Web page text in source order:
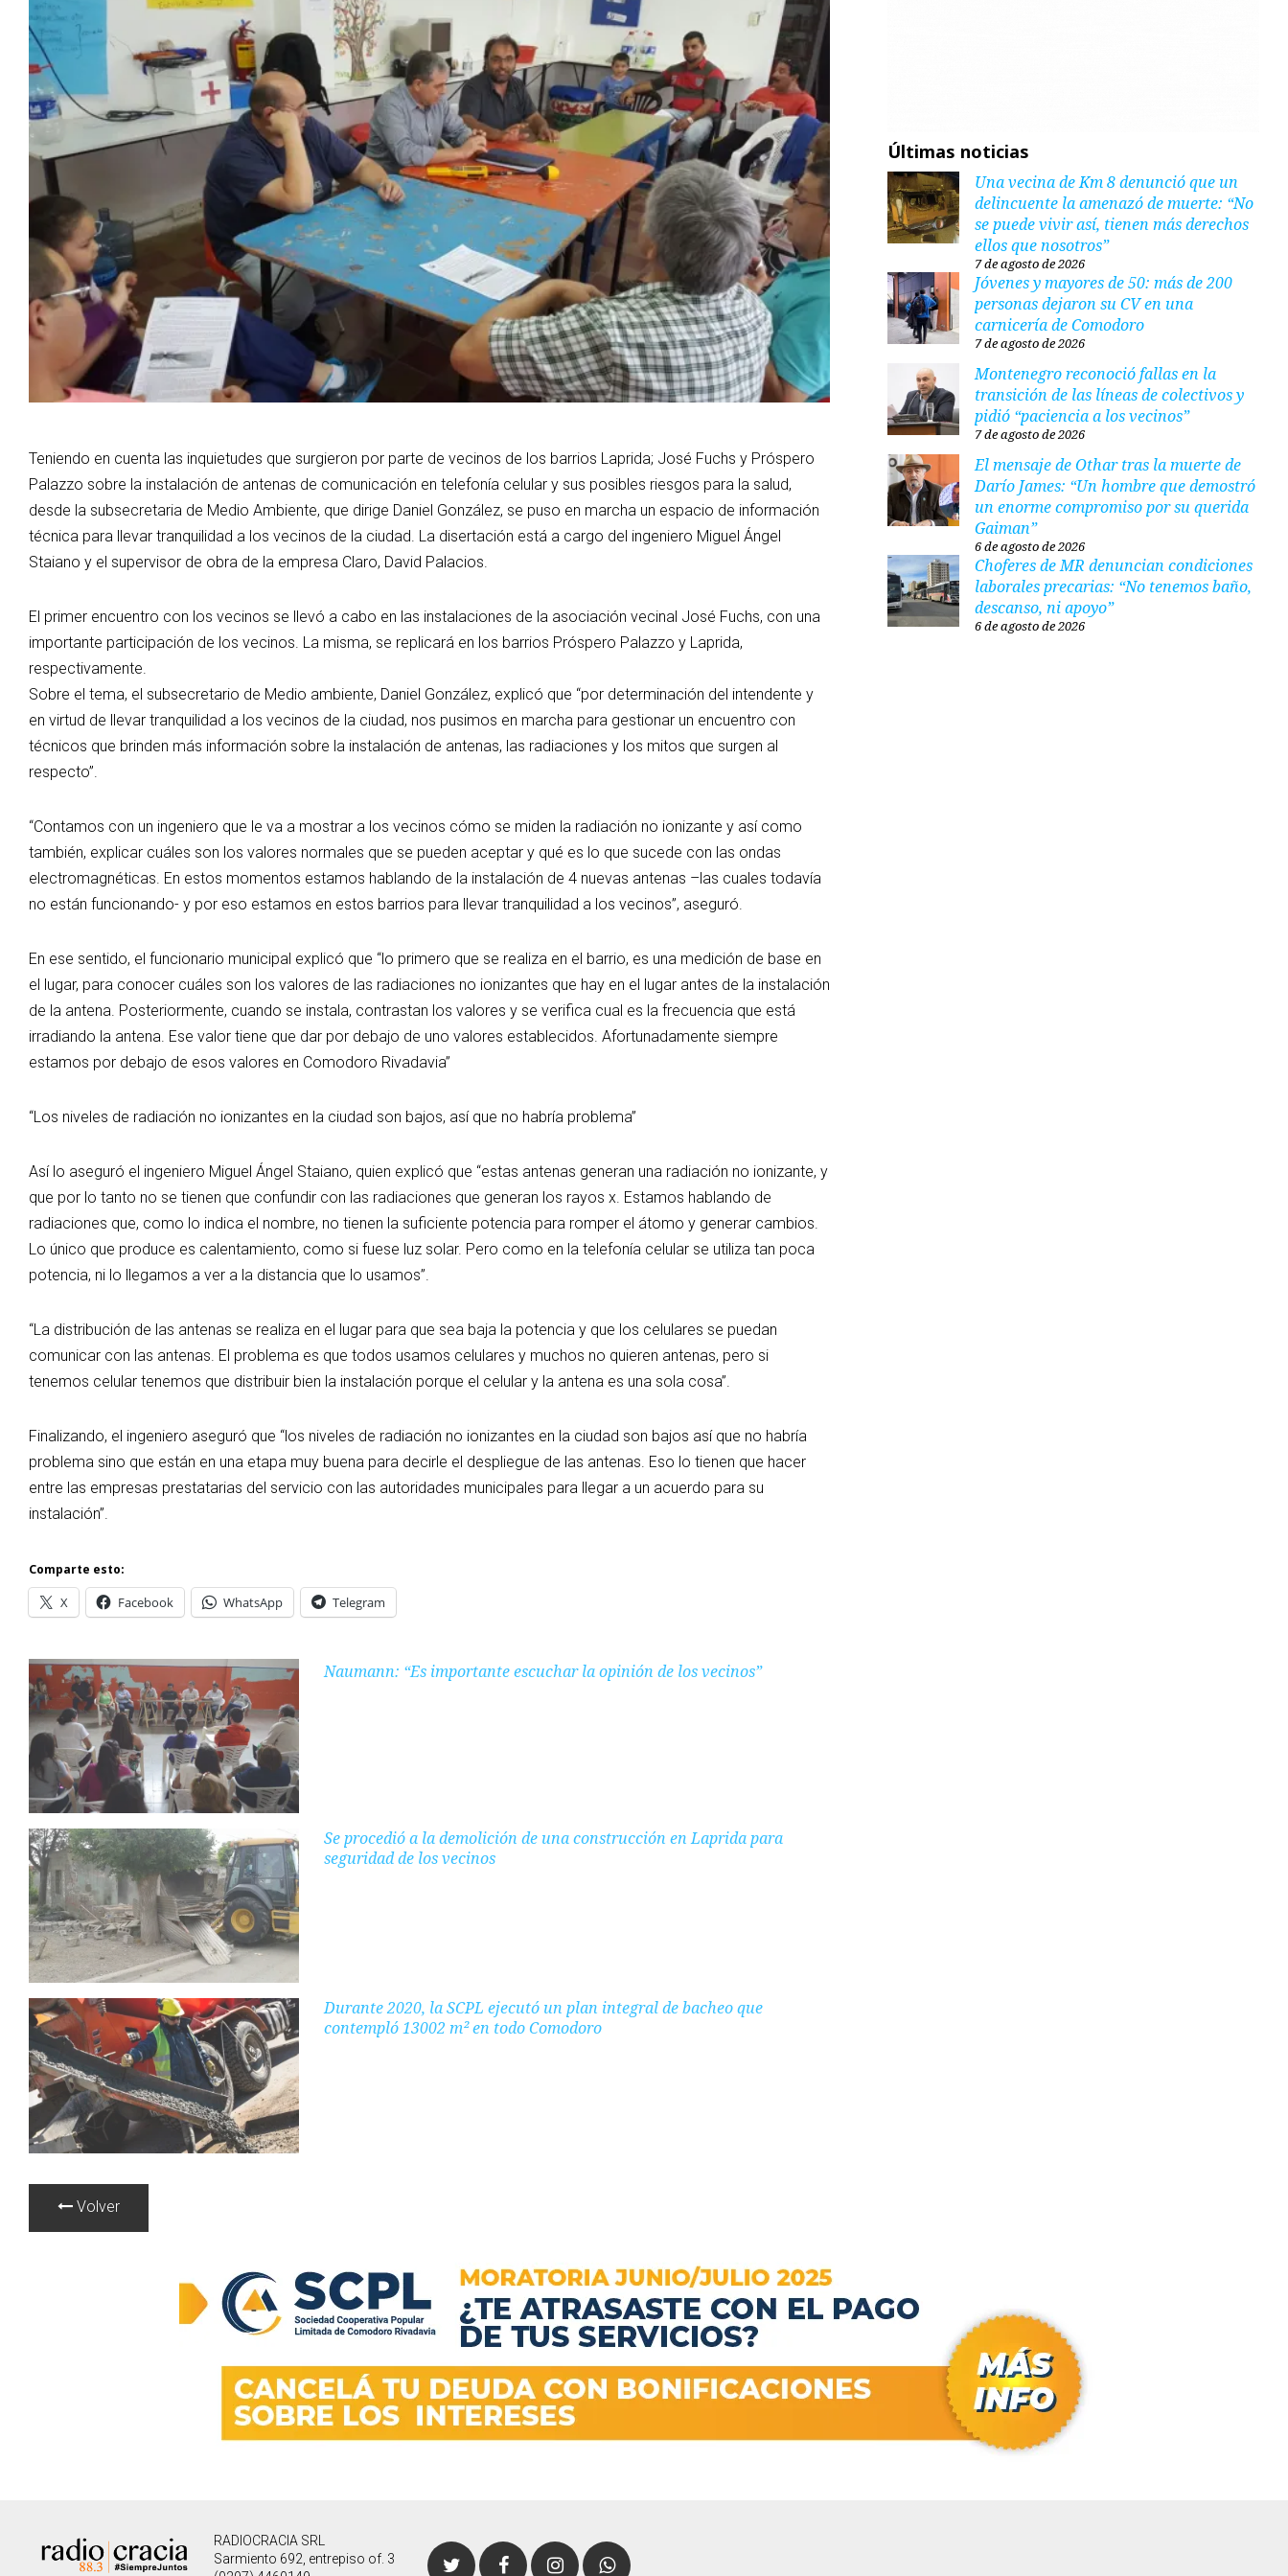
Teniendo en cuenta las inquietudes que surgieron por parte de vecinos de los barrios Laprida; José Fuchs y Próspero
Palazzo sobre la instalación de antenas de comunicación en telefonía celular y sus posibles riesgos para la salud,
desde la subsecretaria de Medio Ambiente, que dirige Daniel González, se puso en marcha un espacio de información
técnica para llevar tranquilidad a los vecinos de la ciudad. La disertación está a cargo del ingeniero Miguel Ángel
Staiano y el supervisor de obra de la empresa Claro, David Palacios.
El primer encuentro con los vecinos se llevó a cabo en las instalaciones de la asociación vecinal José Fuchs, con una
importante participación de los vecinos. La misma, se replicará en los barrios Próspero Palazzo y Laprida,
respectivamente.
Sobre el tema, el subsecretario de Medio ambiente, Daniel González, explicó que “por determinación del intendente y
en virtud de llevar tranquilidad a los vecinos de la ciudad, nos pusimos en marcha para gestionar un encuentro con
técnicos que brinden más información sobre la instalación de antenas, las radiaciones y los mitos que surgen al
respecto”.
“Contamos con un ingeniero que le va a mostrar a los vecinos cómo se miden la radiación no ionizante y así como
también, explicar cuáles son los valores normales que se pueden aceptar y qué es lo que sucede con las ondas
electromagnéticas. En estos momentos estamos hablando de la instalación de 4 nuevas antenas –las cuales todavía
no están funcionando- y por eso estamos en estos barrios para llevar tranquilidad a los vecinos”, aseguró.
En ese sentido, el funcionario municipal explicó que “lo primero que se realiza en el barrio, es una medición de base en
el lugar, para conocer cuáles son los valores de las radiaciones no ionizantes que hay en el lugar antes de la instalación
de la antena. Posteriormente, cuando se instala, contrastan los valores y se verifica cual es la frecuencia que está
irradiando la antena. Ese valor tiene que dar por debajo de uno valores establecidos. Afortunadamente siempre
estamos por debajo de esos valores en Comodoro Rivadavia”
“Los niveles de radiación no ionizantes en la ciudad son bajos, así que no habría problema”
Así lo aseguró el ingeniero Miguel Ángel Staiano, quien explicó que “estas antenas generan una radiación no ionizante, y
que por lo tanto no se tienen que confundir con las radiaciones que generan los rayos x. Estamos hablando de
radiaciones que, como lo indica el nombre, no tienen la suficiente potencia para romper el átomo y generar cambios.
Lo único que produce es calentamiento, como si fuese luz solar. Pero como en la telefonía celular se utiliza tan poca
potencia, ni lo llegamos a ver a la distancia que lo usamos”.
“La distribución de las antenas se realiza en el lugar para que sea baja la potencia y que los celulares se puedan
comunicar con las antenas. El problema es que todos usamos celulares y muchos no quieren antenas, pero si
tenemos celular tenemos que distribuir bien la instalación porque el celular y la antena es una sola cosa”.
Finalizando, el ingeniero aseguró que “los niveles de radiación no ionizantes en la ciudad son bajos así que no habría
problema sino que están en una etapa muy buena para decirle el despliegue de las antenas. Eso lo tienen que hacer
entre las empresas prestatarias del servicio con las autoridades municipales para llegar a un acuerdo para su
instalación”.
Comparte esto:
X Facebook WhatsApp Telegram
Naumann: “Es importante escuchar la opinión de los vecinos”
Se procedió a la demolición de una construcción en Laprida para
seguridad de los vecinos
Durante 2020, la SCPL ejecutó un plan integral de bacheo que
contempló 13002 m² en todo Comodoro
Volver
Últimas noticias
Una vecina de Km 8 denunció que un
delincuente la amenazó de muerte: “No
se puede vivir así, tienen más derechos
ellos que nosotros”
7 de agosto de 2026
Jóvenes y mayores de 50: más de 200
personas dejaron su CV en una
carnicería de Comodoro
7 de agosto de 2026
Montenegro reconoció fallas en la
transición de las líneas de colectivos y
pidió “paciencia a los vecinos”
7 de agosto de 2026
El mensaje de Othar tras la muerte de
Darío James: “Un hombre que demostró
un enorme compromiso por su querida
Gaiman”
6 de agosto de 2026
Choferes de MR denuncian condiciones
laborales precarias: “No tenemos baño,
descanso, ni apoyo”
6 de agosto de 2026
RADIOCRACIA SRL
Sarmiento 692, entrepiso of. 3